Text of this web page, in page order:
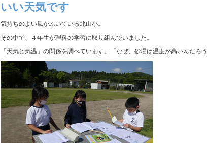
いい天気です
気持ちのよい風がふいている北山小。
その中で、４年生が理科の学習に取り組んでいました。
「天気と気温」の関係を調べています。「なぜ、砂場は温度が高いんだろ